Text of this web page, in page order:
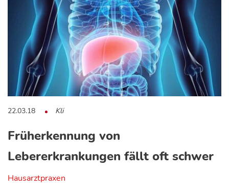
22.03.18 Kli
Früherkennung von
Lebererkrankungen fällt oft schwer
Hausarztpraxen